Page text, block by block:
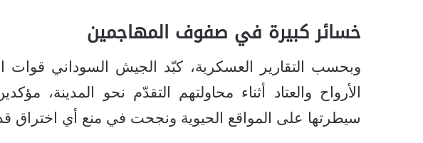
خسائر كبيرة في صفوف المهاجمين
وبحسب التقارير العسكرية، كبّد الجيش السوداني
الأرواح والعتاد أثناء محاولتهم التقدّم نحو المدينة،
سيطرتها على المواقع الحيوية ونجحت في منع أي اختراق